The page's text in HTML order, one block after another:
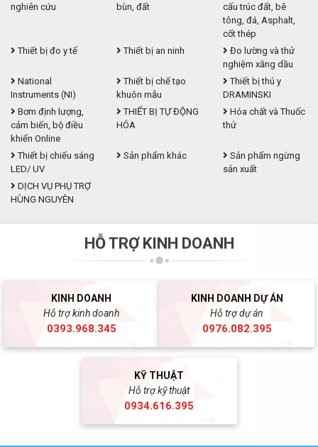
nghiên cứu
bùn, đất
cấu trúc đất, bê
tông, đá, Asphalt,
cốt thép
Thiết bị đo y tế
Thiết bị an ninh
Đo lường và thử
nghiệm xăng dầu
National
Instruments (NI)
Thiết bị chế tạo
khuôn mẫu
Thiết bị thú y
DRAMINSKI
Bơm định lượng,
cảm biến, bộ điều
khiển Online
THIẾT BỊ TỰ ĐỘNG
HÓA
Hóa chất và Thuốc
thử
Thiết bị chiếu sáng
LED/ UV
Sản phẩm khác
Sản phẩm ngừng
sản xuất
DỊCH VỤ PHỤ TRỢ
HÙNG NGUYÊN
HỖ TRỢ KINH DOANH
KINH DOANH
Hỗ trợ kinh doanh
0393.968.345
KINH DOANH DỰ ÁN
Hỗ trợ dự án
0976.082.395
KỸ THUẬT
Hỗ trợ kỹ thuật
0934.616.395